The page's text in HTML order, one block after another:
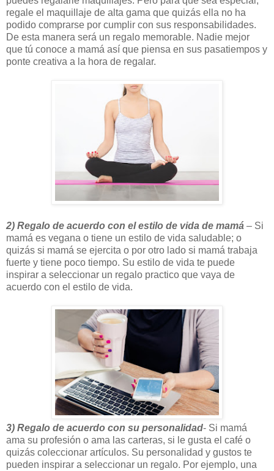
regale el maquillaje de alta gama que quizás ella no ha
podido comprarse por cumplir con sus responsabilidades.
De esta manera será un regalo memorable. Nadie mejor
que tú conoce a mamá así que piensa en sus pasatiempos y
ponte creativa a la hora de regalar.
2) Regalo de acuerdo con el estilo de vida de mamá – Si
mamá es vegana o tiene un estilo de vida saludable; o
quizás si mamá se ejercita o por otro lado si mamá trabaja
fuerte y tiene poco tiempo. Su estilo de vida te puede
inspirar a seleccionar un regalo practico que vaya de
acuerdo con el estilo de vida.
3) Regalo de acuerdo con su personalidad- Si mamá
ama su profesión o ama las carteras, si le gusta el café o
quizás coleccionar artículos. Su personalidad y gustos te
pueden inspirar a seleccionar un regalo. Por ejemplo, una